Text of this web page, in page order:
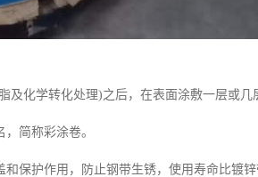
及化学转化处理)之后，在表面涂敷一层或几
简称彩涂卷。
保护作用，防止钢带生锈，使用寿命比镀锌